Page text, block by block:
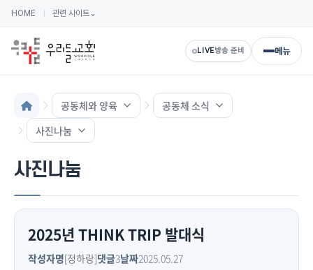
HOME 관련 사이트⌄
LIVE방송 준비 메뉴
공동체와 양육
공동체 소식
사진나눔
사진나눔
2025년 THINK TRIP 발대식
작성자명[정하랑]댓글3날짜2025.05.27